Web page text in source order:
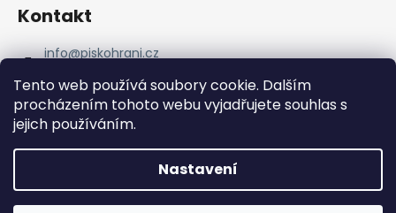
Tento web používá soubory cookie. Dalším
procházením tohoto webu vyjadřujete souhlas s
jejich používáním.
Nastavení
Kontakt
info@piskohrani.cz
723 753 053
Piskohrani
piskohrani/
+420 723 753 053